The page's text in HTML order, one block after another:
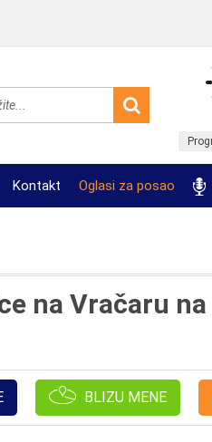
Kontakt Oglasi za posao
na Vračaru
BLIZU MENE